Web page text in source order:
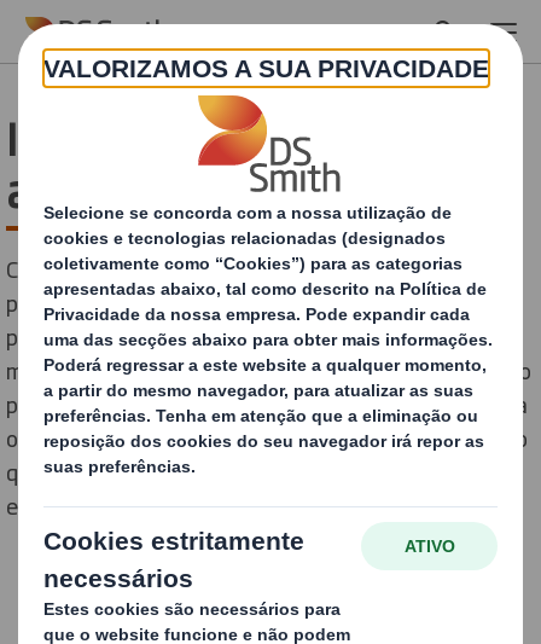
Skip to main content
Impressão digital, a nossa
aliada para as marcas
Cada vez mais se utiliza a impressão digital no
packaging, uma vez que a embalagem é uma das
principais ferramentas com que as empresas e as
marcas constroem a sua identidade de marca. Tanto no
ponto de venda como ao receber uma encomenda feita
online, é o primeiro elemento que o consumidor vê, pelo
que influencia diretamente a tomada de decisões e a
experiência de compra.